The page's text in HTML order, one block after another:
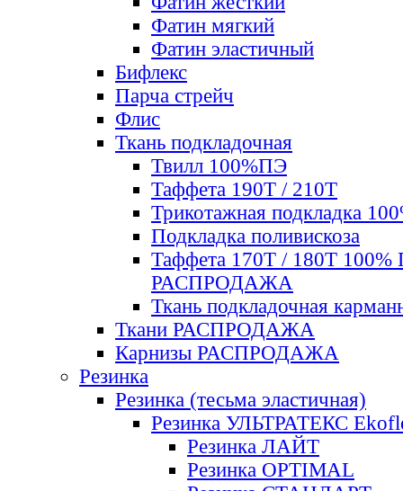
Фатин мягкий
Фатин элаcтичный
Бифлекс
Парча стрейч
Флис
Ткань подкладочная
Твилл 100%ПЭ
Таффета 190Т / 210Т
Трикотажная подкладка
Подкладка поливискоза
Таффета 170Т / 180Т 100%
РАСПРОДАЖА
Ткань подкладочная
Ткани РАСПРОДАЖА
Карнизы РАСПРОДАЖА
Резинка
Резинка (тесьма эластичная)
Резинка УЛЬТРАТЕКС
Резинка ЛАЙТ
Резинка OPTIMAL